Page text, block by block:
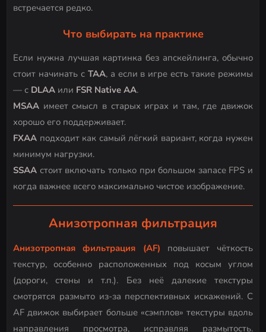
встречается редко.
Что выбирать на практике
Если нужна лучшая картинка без апскейлинга, обычно
стоит начинать с TAA, а если в игре есть такие режимы
— с DLAA или FSR Native AA.
MSAA имеет смысл в старых играх и там, где движок
хорошо его поддерживает.
FXAA подходит как самый лёгкий вариант, когда нужен
минимум нагрузки.
SSAA стоит включать только при большом запасе FPS и
когда важнее всего максимально чистое изображение.
Анизотропная фильтрация
Анизотропная фильтрация (AF) повышает чёткость
текстур, особенно расположенных под косым углом
(дороги, стены и т.п.). Без неё далекие текстуры
смотрятся размыто из-за перспективных искажений. С
AF движок выбирает больше «сэмплов» текстуры вдоль
направления просмотра, исправляя размытость.